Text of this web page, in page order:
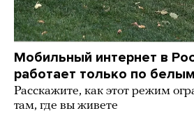
Мобильный интернет в
работает только по
Расскажите, как этот режим
там, где вы живете